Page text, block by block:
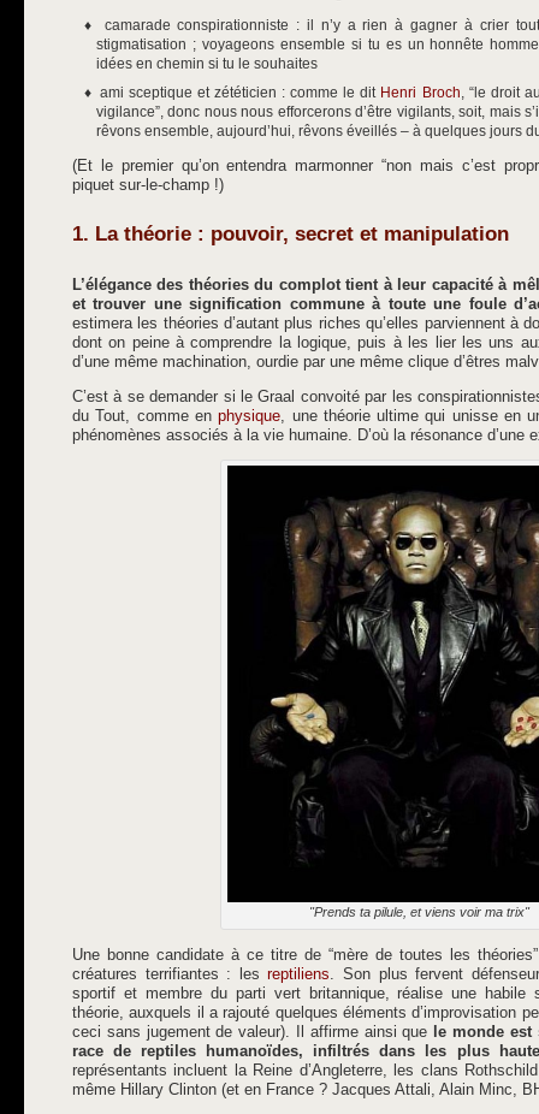
camarade conspirationniste : il n’y a rien à gagner à crier
stigmatisation ; voyageons ensemble si tu es un honnête
idées en chemin si tu le souhaites
ami sceptique et zététicien : comme le dit Henri Broch, “le droit
vigilance”, donc nous nous efforcerons d’être vigilants, soit, mais
rêvons ensemble, aujourd’hui, rêvons éveillés – à quelques jours
(Et le premier qu’on entendra marmonner “non mais c’est
piquet sur-le-champ !)
1. La théorie : pouvoir, secret et manipulation
L’élégance des théories du complot tient à leur capacité à
et trouver une signification commune à toute une foule
estimera les théories d’autant plus riches qu’elles parviennent à
dont on peine à comprendre la logique, puis à les lier les uns
d’une même machination, ourdie par une même clique d’êtres
C’est à se demander si le Graal convoité par les
du Tout, comme enphysique , une théorie ultime qui unisse en
phénomènes associés à la vie humaine. D’où la résonance d’une
"Prends ta pilule, et viens voir ma trix"
Une bonne candidate à ce titre de “mère de toutes les
créatures terrifiantes : lesreptiliens . Son plus fervent
sportif et membre du parti vert britannique, réalise une habile
théorie, auxquels il a rajouté quelques éléments d’improvisation
ceci sans jugement de valeur). Il affirme ainsi que
le monde est
race de reptiles humanoïdes, infiltrés dans les plus
représentants incluent la Reine d’Angleterre, les clans
même Hillary Clinton (et en France ? Jacques Attali, Alain Minc,